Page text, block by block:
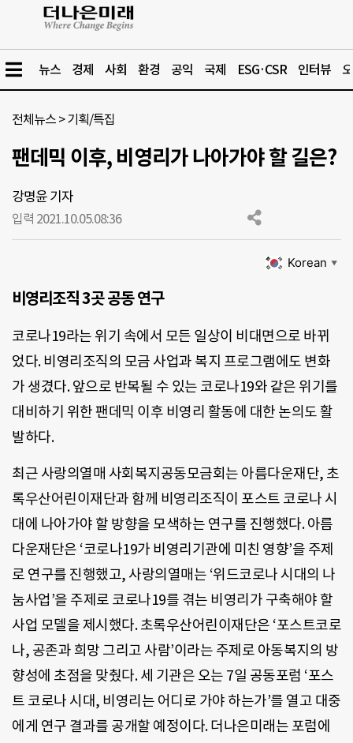
뉴스 경제 사회 환경 공익 국제 ESG·CSR 인터뷰
전체뉴스 >기획/특집
팬데믹 이후, 비영리가 나아가야 할 길은?
강명윤 기자
입력 2021.10.05.08:36
Korean ▼
비영리조직 3곳 공동 연구
코로나19라는 위기 속에서 모든 일상이 비대면으로 바뀌
었다. 비영리조직의 모금 사업과 복지 프로그램에도 변화
가 생겼다. 앞으로 반복될 수 있는 코로나19와 같은 위기를
대비하기 위한 팬데믹 이후 비영리 활동에 대한 논의도 활
발하다.
최근 사랑의열매 사회복지공동모금회는 아름다운재단, 초
록우산어린이재단과 함께 비영리조직이 포스트 코로나 시
대에 나아가야 할 방향을 모색하는 연구를 진행했다. 아름
다운재단은 ‘코로나19가 비영리기관에 미친 영향’을 주제
로 연구를 진행했고, 사랑의열매는 ‘위드코로나 시대의 나
눔사업’을 주제로 코로나19를 겪는 비영리가 구축해야 할
사업 모델을 제시했다. 초록우산어린이재단은 ‘포스트코로
나, 공존과 희망 그리고 사람’이라는 주제로 아동복지의 방
향성에 초점을 맞췄다. 세 기관은 오는 7일 공동포럼 ‘포스
트 코로나 시대, 비영리는 어디로 가야 하는가’를 열고 대중
에게 연구 결과를 공개할 예정이다. 더나은미래는 포럼에